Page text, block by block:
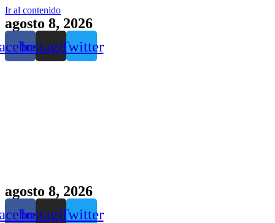
Ir al contenido
agosto 8, 2026
InstagramTwitter
agosto 8, 2026
InstagramTwitter